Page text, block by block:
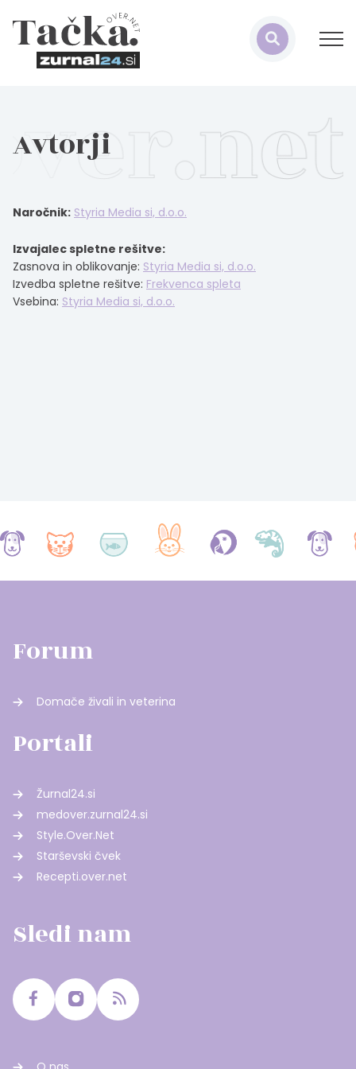
Avtorji
Naročnik: Styria Media si, d.o.o.
Izvajalec spletne rešitve:
Zasnova in oblikovanje: Styria Media si, d.o.o.
Izvedba spletne rešitve: Frekvenca spleta
Vsebina: Styria Media si, d.o.o.
Forum
Domače živali in veterina
Portali
Žurnal24.si
medover.zurnal24.si
Style.Over.Net
Starševski čvek
Recepti.over.net
Sledi nam